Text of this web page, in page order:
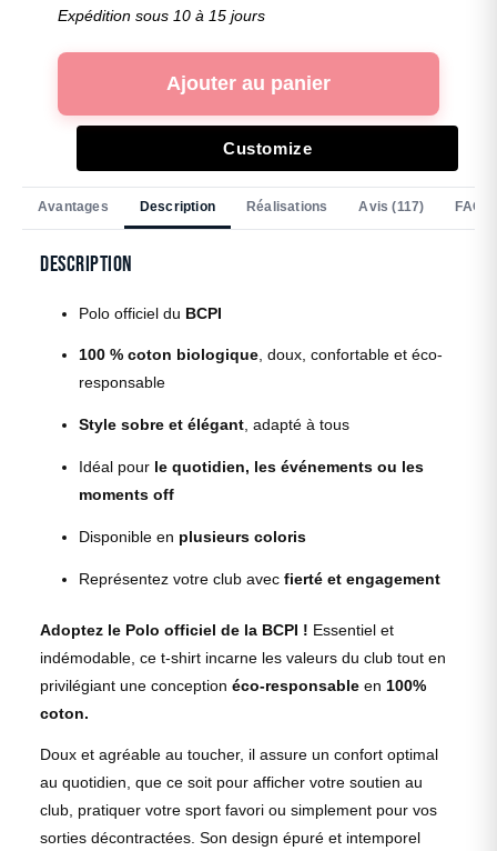
Expédition sous 10 à 15 jours
Ajouter au panier
Customize
Avantages Description Réalisations Avis (117) FAQ
Description
Polo officiel du BCPI
100 % coton biologique, doux, confortable et éco-
responsable
Style sobre et élégant , adapté à tous
Idéal pour le quotidien, les événements ou les
moments off
Disponible en plusieurs coloris
Représentez votre club avec fierté et engagement
Adoptez le Polo officiel de la BCPI ! Essentiel et
indémodable, ce t-shirt incarne les valeurs du club tout en
privilégiant une conception éco-responsable en 100%
coton.
Doux et agréable au toucher, il assure un confort optimal
au quotidien, que ce soit pour afficher votre soutien au
club, pratiquer votre sport favori ou simplement pour vos
sorties décontractées. Son design épuré et intemporel